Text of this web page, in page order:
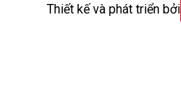
Thiết kế và phát triển bởi